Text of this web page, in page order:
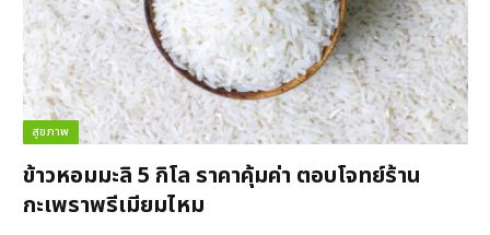
สุขภาพ
ข้าวหอมมะลิ 5 กิโล ราคาคุ้มค่า ตอบโจทย์ร้าน
กะเพราพรีเมียมไหม